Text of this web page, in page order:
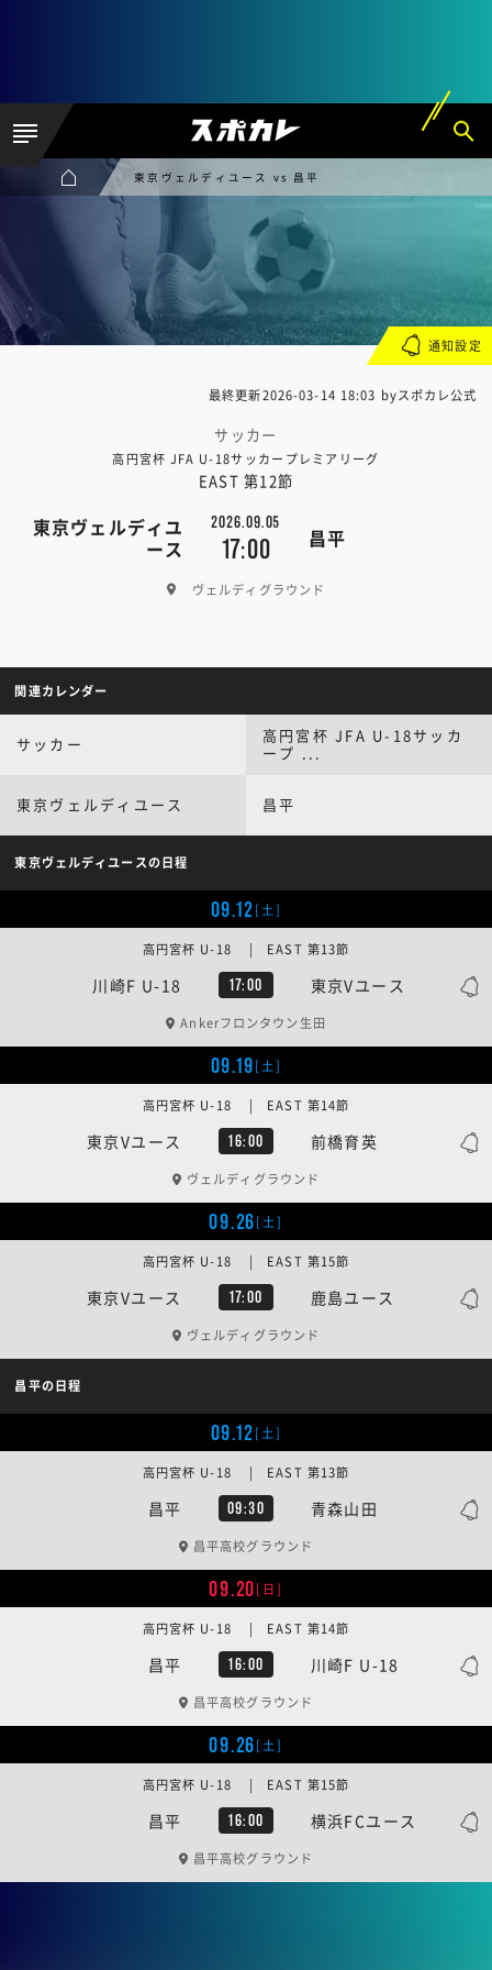
東京ヴェルディユース vs 昌平
最終更新2026-03-14 18:03 byスポカレ公式
サッカー
高円宮杯 JFA U-18サッカープレミアリーグ
EAST 第12節
東京ヴェルディユ
ース
2026.09.05
17:00 昌平
ヴェルディグラウンド
通知設定
関連カレンダー
サッカー
高円宮杯 JFA U-18サッカ
ープ ...
東京ヴェルディユース 昌平
東京ヴェルディユースの日程
09.12[土]
川崎F U-18 17:00 東京Vユース
高円宮杯 U-18 | EAST 第13節
Ankerフロンタウン生田
09.19[土]
東京Vユース 16:00 前橋育英
高円宮杯 U-18 | EAST 第14節
ヴェルディグラウンド
09.26[土]
東京Vユース 17:00 鹿島ユース
高円宮杯 U-18 | EAST 第15節
ヴェルディグラウンド
昌平の日程
09.12[土]
昌平 09:30 青森山田
高円宮杯 U-18 | EAST 第13節
昌平高校グラウンド
09.20[日]
昌平 16:00 川崎F U-18
高円宮杯 U-18 | EAST 第14節
昌平高校グラウンド
09.26[土]
昌平 16:00 横浜FCユース
高円宮杯 U-18 | EAST 第15節
昌平高校グラウンド